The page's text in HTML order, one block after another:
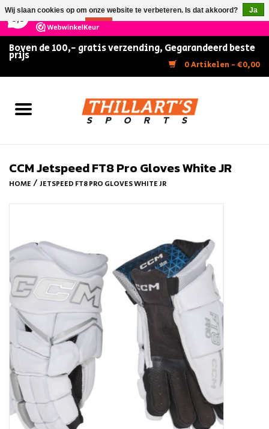
147 Reviews ×
Boven de 100,- gratis verzending, Gegarandeerd beste
prijs
0 Artikelen - €0,00
Home
FITNESS & ULTIMATE SHAPE
Schaatsen
Rolschaatsen
SALE
Merken
CCM Jetspeed FT8 Pro Gloves White JR
HOME /JETSPEED FT8 PRO GLOVES WHITE JR
Wij slaan cookies op om onze website te verbeteren. Is dat akkoord?
Ja
Nee